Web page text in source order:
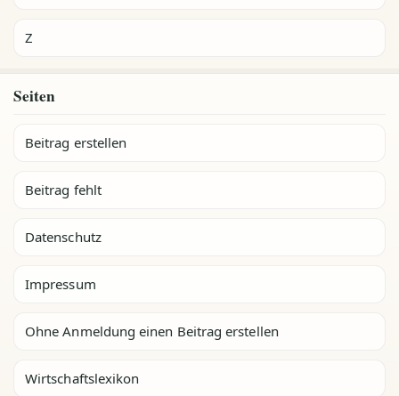
Z
Seiten
Beitrag erstellen
Beitrag fehlt
Datenschutz
Impressum
Ohne Anmeldung einen Beitrag erstellen
Wirtschaftslexikon